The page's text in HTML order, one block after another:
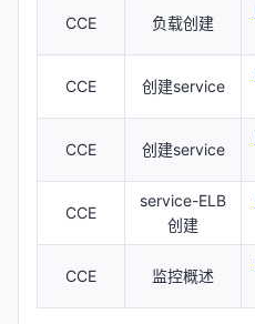
CCE 负载创建
CCE 创建service
CCE 创建service
CCE
service-ELB
创建
CCE 监控概述